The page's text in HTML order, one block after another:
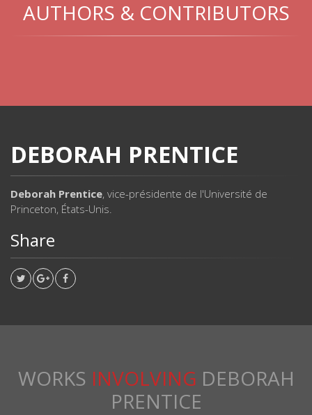
AUTHORS & CONTRIBUTORS
DEBORAH PRENTICE
Deborah Prentice, vice-présidente de l'Université de
Princeton, États-Unis.
Share
WORKS INVOLVING DEBORAH
PRENTICE